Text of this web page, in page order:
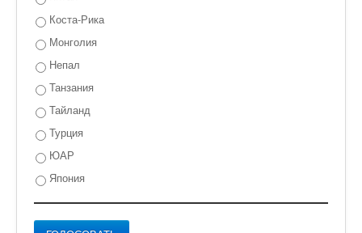
Коста-Рика
Монголия
Непал
Танзания
Тайланд
Турция
ЮАР
Япония